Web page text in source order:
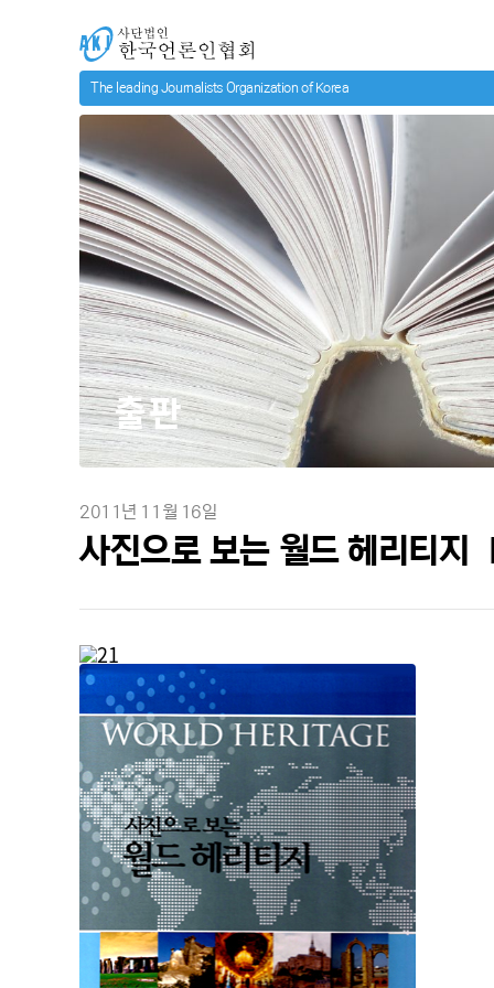
사단법인 한국언론인협회
2011년 11월 16일
사진으로 보는 월드 헤리티
출판